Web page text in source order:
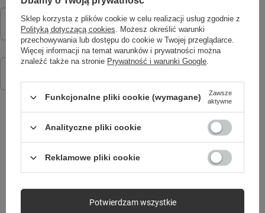
biała
21,90 zł / szt.
Smartwatch dziecięcy AI Forever Boost KW-530 GPS WiFi 4G –
349,00 zł / szt.
SPRAWDŹ TAKŻE
Sklep korzysta z plików cookie w celu realizacji usług zgodnie z
Polityką dotyczącą cookies. Możesz określić warunki
przechowywania lub dostępu do cookie w Twojej przeglądarce.
Więcej informacji na temat warunków i prywatności można
znaleźć także na stronie Prywatność i warunki Google.
Funkcjonalne pliki cookie (wymagane)
Zawsze
aktywne
Analityczne pliki cookie
Reklamowe pliki cookie
Potwierdzam wszystkie